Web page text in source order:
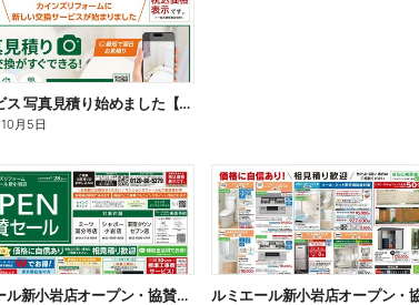
新サービス 写真見積り始めました【ガス給湯器】〇
10月5日
ルミエール新小岩店オープン・協賛セール 7/25号